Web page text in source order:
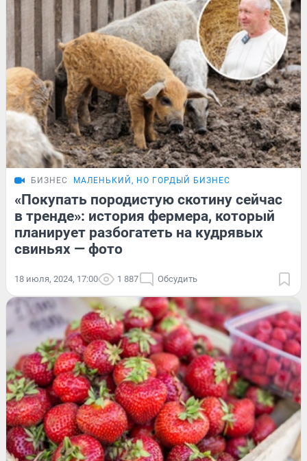
БИЗНЕС МАЛЕНЬКИЙ, НО ГОРДЫЙ БИЗНЕС
«Покупать породистую скотину сейчас
в тренде»: история фермера, который
планирует разбогатеть на кудрявых
свиньях — фото
18 июля, 2024, 17:00 1 887 Обсудить